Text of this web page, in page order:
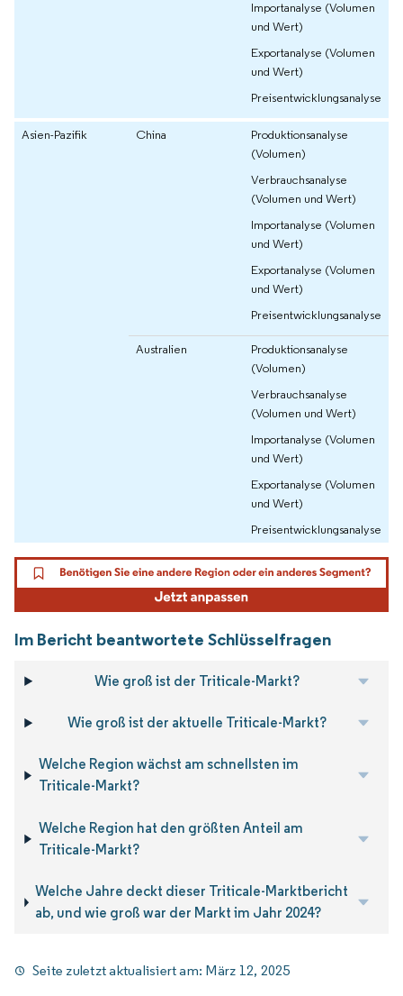
Importanalyse (Volumen
und Wert)
Exportanalyse (Volumen
und Wert)
Preisentwicklungsanalyse
Asien-Pazifik China
Produktionsanalyse
(Volumen)
Verbrauchsanalyse
(Volumen und Wert)
Importanalyse (Volumen
und Wert)
Exportanalyse (Volumen
und Wert)
Preisentwicklungsanalyse
Australien
Produktionsanalyse
(Volumen)
Verbrauchsanalyse
(Volumen und Wert)
Importanalyse (Volumen
und Wert)
Exportanalyse (Volumen
und Wert)
Preisentwicklungsanalyse
Im Bericht beantwortete Schlüsselfragen
Wie groß ist der Triticale-Markt?
Wie groß ist der aktuelle Triticale-Markt?
Welche Region wächst am schnellsten im
Triticale-Markt?
Welche Region hat den größten Anteil am
Triticale-Markt?
Welche Jahre deckt dieser Triticale-Marktbericht
ab, und wie groß war der Markt im Jahr 2024?
Seite zuletzt aktualisiert am: März 12, 2025